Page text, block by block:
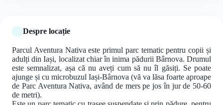
Despre locație
Parcul Aventura Nativa este primul parc tematic pentru copii și
adulți din Iași, localizat chiar în inima pădurii Bârnova. Drumul
este semnalizat, așa că nu aveți cum să nu îl găsiți. Se poate
ajunge și cu microbuzul Iași-Bârnova (vă va lăsa foarte aproape
de Parc Aventura Nativa, având de mers pe jos în jur de 50-60
de metri).